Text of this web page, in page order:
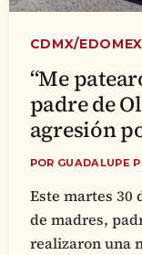
CDMX/EDOMEX
“Me
padre de
agresión
POR GUADALUPE
Este martes 30
de madres,
realizaron una